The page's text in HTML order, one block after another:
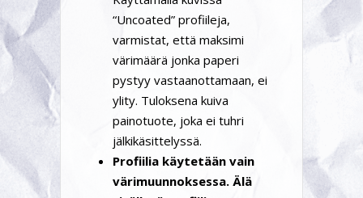
“Uncoated” profiileja,
varmistat, että maksimi
värimäärä jonka paperi
pystyy vastaanottamaan, ei
ylity. Tuloksena kuiva
painotuote, joka ei tuhri
jälkikäsittelyssä.
Profiilia käytetään vain
värimuunnoksessa. Älä